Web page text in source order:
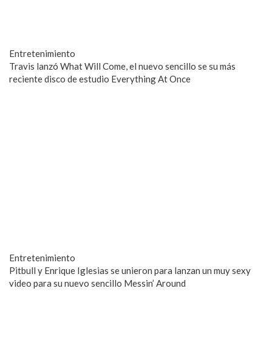
Entretenimiento
Travis lanzó What Will Come, el nuevo sencillo se su más
reciente disco de estudio Everything At Once
Entretenimiento
Pitbull y Enrique Iglesias se unieron para lanzan un muy sexy
video para su nuevo sencillo Messin’ Around